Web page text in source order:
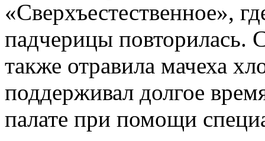
«Сверхъестественное»,
падчерицы повторилась.
также отравила мачеха
поддерживал долгое
палате при помощи